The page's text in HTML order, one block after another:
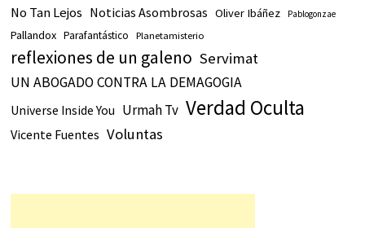
No Tan Lejos Noticias Asombrosas Oliver Ibáñez Pablogonzae
Pallandox Parafantástico Planetamisterio
reflexiones de un galeno Servimat
UN ABOGADO CONTRA LA DEMAGOGIA
Universe Inside You Urmah Tv Verdad Oculta
Vicente Fuentes Voluntas